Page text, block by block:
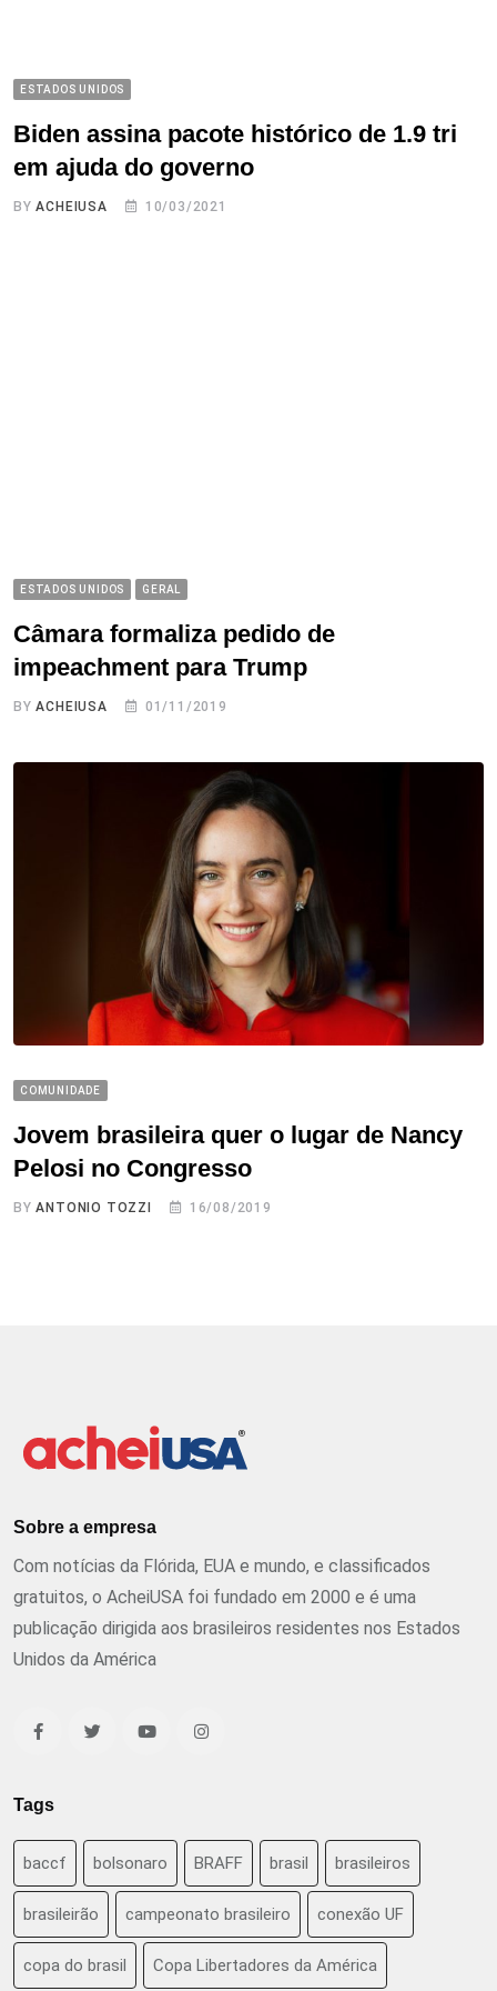
ESTADOS UNIDOS
Biden assina pacote histórico de 1.9 tri
em ajuda do governo
BYACHEIUSA 10/03/2021
ESTADOS UNIDOS GERAL
Câmara formaliza pedido de
impeachment para Trump
BYACHEIUSA 01/11/2019
COMUNIDADE
Jovem brasileira quer o lugar de Nancy
Pelosi no Congresso
BYANTONIO TOZZI 16/08/2019
Sobre a empresa
Com notícias da Flórida, EUA e mundo, e classificados
gratuitos, o AcheiUSA foi fundado em 2000 e é uma
publicação dirigida aos brasileiros residentes nos Estados
Unidos da América
Tags
baccf bolsonaro BRAFF brasil brasileiros
brasileirão campeonato brasileiro conexão UF
copa do brasil Copa Libertadores da América